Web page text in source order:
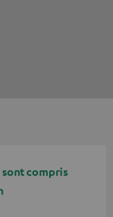
sont compris